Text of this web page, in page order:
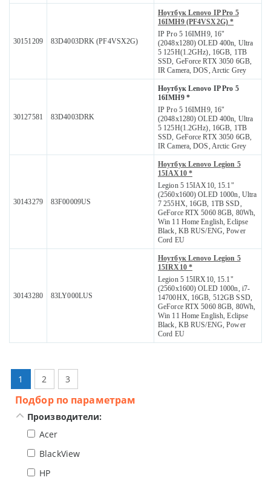
30151209 83D4003DRK (PF4VSX2G)
Ноутбук Lenovo IP Pro 5
16IMH9 (PF4VSX2G) *
IP Pro 5 16IMH9, 16"
(2048x1280) OLED 400n, Ultra
5 125H(1.2GHz), 16GB, 1TB
SSD, GeForce RTX 3050 6GB,
IR Camera, DOS, Arctic Grey
30127581 83D4003DRK
Ноутбук Lenovo IP Pro 5
16IMH9 *
IP Pro 5 16IMH9, 16"
(2048x1280) OLED 400n, Ultra
5 125H(1.2GHz), 16GB, 1TB
SSD, GeForce RTX 3050 6GB,
IR Camera, DOS, Arctic Grey
30143279 83F00009US
Ноутбук Lenovo Legion 5
15IAX10 *
Legion 5 15IAX10, 15.1"
(2560x1600) OLED 1000n, Ultra
7 255HX, 16GB, 1TB SSD,
GeForce RTX 5060 8GB, 80Wh,
Win 11 Home English, Eclipse
Black, KB RUS/ENG, Power
Cord EU
30143280 83LY000LUS
Ноутбук Lenovo Legion 5
15IRX10 *
Legion 5 15IRX10, 15.1"
(2560x1600) OLED 1000n, i7-
14700HX, 16GB, 512GB SSD,
GeForce RTX 5060 8GB, 80Wh,
Win 11 Home English, Eclipse
Black, KB RUS/ENG, Power
Cord EU
1 2 3
Подбор по параметрам
Производители:
Acer
BlackView
HP